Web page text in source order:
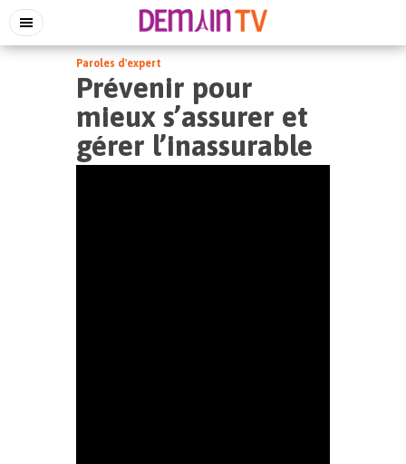
Paroles d'expert
Prévenir pour
mieux s’assurer et
gérer l’inassurable